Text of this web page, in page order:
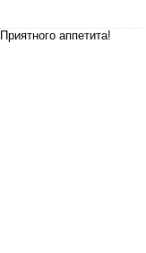
Приятного аппетита!